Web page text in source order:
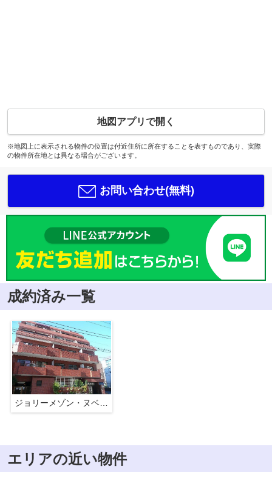
地図アプリで開く
※地図上に表示される物件の位置は付近住所に所在することを表すものであり、実際
の物件所在地とは異なる場合がございます。
お問い合わせ(無料)
成約済み一覧
ジョリーメゾン・ヌベル下落合
エリアの近い物件